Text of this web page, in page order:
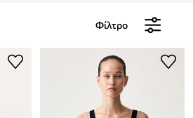
Φίλτρο